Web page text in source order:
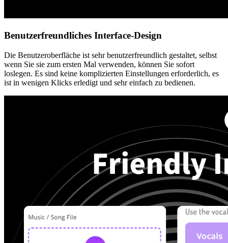
Benutzerfreundliches Interface-Design
Die Benutzeroberfläche ist sehr benutzerfreundlich gestaltet, selbst
wenn Sie sie zum ersten Mal verwenden, können Sie sofort
loslegen. Es sind keine komplizierten Einstellungen erforderlich, es
ist in wenigen Klicks erledigt und sehr einfach zu bedienen.